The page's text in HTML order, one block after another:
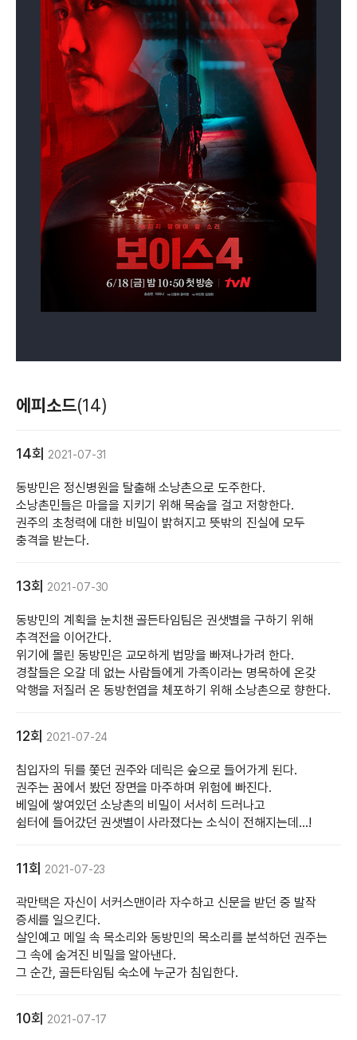
에피소드(14)
14회 2021-07-31
동방민은 정신병원을 탈출해 소낭촌으로 도주한다.
소낭촌민들은 마을을 지키기 위해 목숨을 걸고 저항한다.
권주의 초청력에 대한 비밀이 밝혀지고 뜻밖의 진실에 모두
충격을 받는다.
13회 2021-07-30
동방민의 계획을 눈치챈 골든타임팀은 권샛별을 구하기 위해
추격전을 이어간다.
위기에 몰린 동방민은 교모하게 법망을 빠져나가려 한다.
경찰들은 오갈 데 없는 사람들에게 가족이라는 명목하에 온갖
악행을 저질러 온 동방헌엽을 체포하기 위해 소낭촌으로 향한다.
12회 2021-07-24
침입자의 뒤를 쫓던 권주와 데릭은 숲으로 들어가게 된다.
권주는 꿈에서 봤던 장면을 마주하며 위험에 빠진다.
베일에 쌓여있던 소낭촌의 비밀이 서서히 드러나고
쉼터에 들어갔던 권샛별이 사라졌다는 소식이 전해지는데...!
11회 2021-07-23
곽만택은 자신이 서커스맨이라 자수하고 신문을 받던 중 발작
증세를 일으킨다.
살인예고 메일 속 목소리와 동방민의 목소리를 분석하던 권주는
그 속에 숨겨진 비밀을 알아낸다.
그 순간, 골든타임팀 숙소에 누군가 침입한다.
10회 2021-07-17